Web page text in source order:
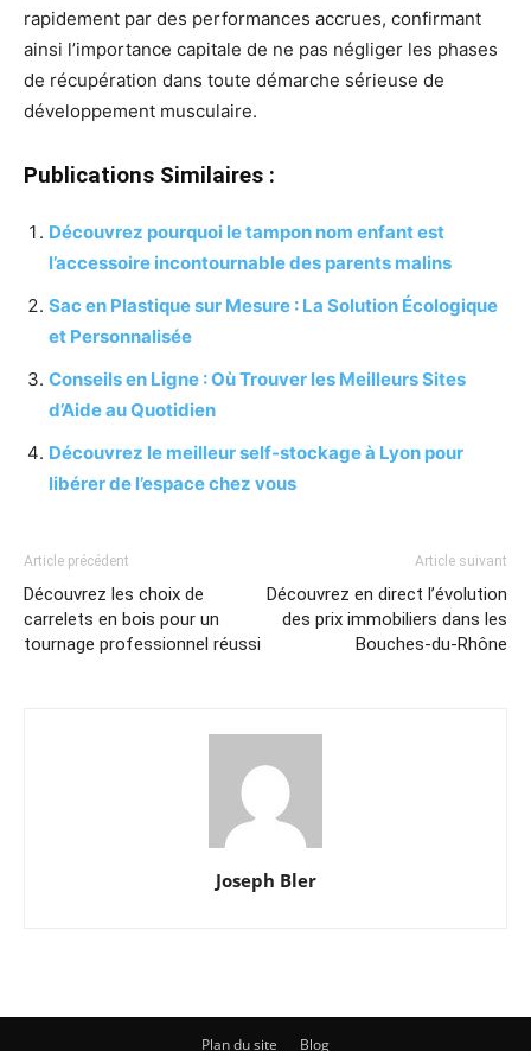
rapidement par des performances accrues, confirmant
ainsi l’importance capitale de ne pas négliger les phases
de récupération dans toute démarche sérieuse de
développement musculaire.
Publications Similaires :
Découvrez pourquoi le tampon nom enfant est
l’accessoire incontournable des parents malins
Sac en Plastique sur Mesure : La Solution Écologique
et Personnalisée
Conseils en Ligne : Où Trouver les Meilleurs Sites
d’Aide au Quotidien
Découvrez le meilleur self-stockage à Lyon pour
libérer de l’espace chez vous
Article précédent
Découvrez les choix de
carrelets en bois pour un
tournage professionnel réussi
Article suivant
Découvrez en direct l’évolution
des prix immobiliers dans les
Bouches-du-Rhône
Joseph Bler
Plan du site Blog